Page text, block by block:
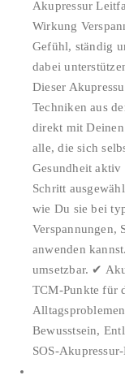
Akupressur
Wirkung
Gefühl, ständig
dabei
Dieser
Techniken aus
direkt mit
alle, die sich
Gesundheit
Schritt
wie Du sie bei
Verspannungen,
anwenden
umsetzbar. ✔
TCM-Punkte für
Bewusstsein,
SOS-